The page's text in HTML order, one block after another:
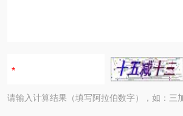
请输入计算结果（填写阿拉伯数字），如：三